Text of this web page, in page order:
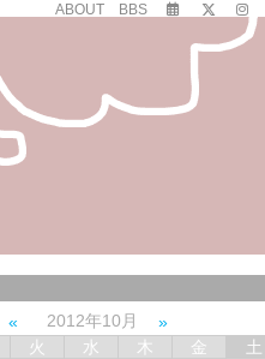
ABOUT BBS
2012年10月
火 水 木 金
土